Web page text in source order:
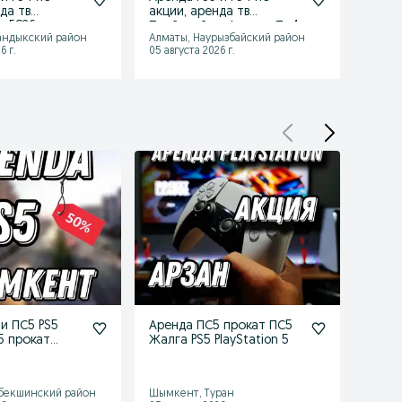
тв
район
г.
акции, аренда тв
и Пс5
Алматы, Наурызбайский район
05 августа 2026 г.
ПС5 PS5
прокат
район
Аренда ПС5 прокат ПС5
Жалга PS5 PlayStation 5
Шымкент, Туран